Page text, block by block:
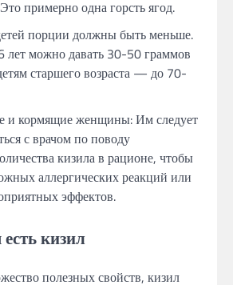
примерно одна горсть ягод.
порции должны быть меньше.
лет можно давать 30-50 граммов
старшего возраста — до 70-
и кормящие женщины: Им следует
с врачом по поводу
кизила в рационе, чтобы
аллергических реакций или
эффектов.
кизил
полезных свойств, кизил